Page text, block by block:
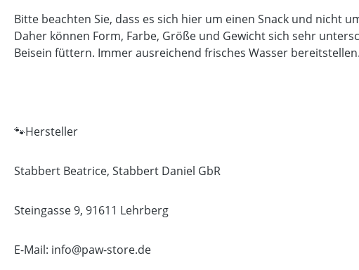
Bitte beachten Sie, dass es sich hier um einen Snack und nicht
Daher können Form, Farbe, Größe und Gewicht sich sehr
Beisein füttern. Immer ausreichend frisches Wasser
🐾Hersteller
Stabbert Beatrice, Stabbert Daniel GbR
Steingasse 9, 91611 Lehrberg
E-Mail: info@paw-store.de